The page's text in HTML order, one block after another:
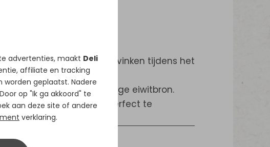
advertenties, maakt Deli
affiliate en tracking
worden geplaatst. Nadere
op "Ik ga akkoord" te
aan deze site of andere
verklaring.
op de noden van uw vinken tijdens het
als hoogwaardige eiwitbron.
optimale conditie om perfect te